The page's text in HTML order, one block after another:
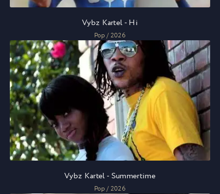
Vybz Kartel - Hi
Pop / 2026
Vybz Kartel - Summertime
Pop / 2026